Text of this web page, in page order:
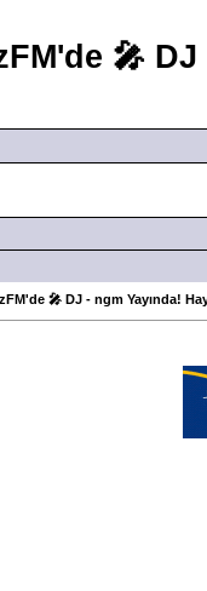
🎤
🎤 DJ - ngm Yayında!